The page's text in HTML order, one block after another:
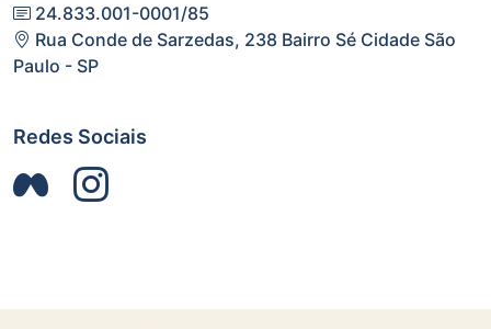
24.833.001-0001/85
Rua Conde de Sarzedas, 238 Bairro Sé Cidade São
Paulo - SP
Redes Sociais